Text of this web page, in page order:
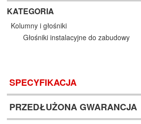
KATEGORIA
Kolumny i głośniki
Głośniki instalacyjne do zabudowy
SPECYFIKACJA
PRZEDŁUŻONA GWARANCJA